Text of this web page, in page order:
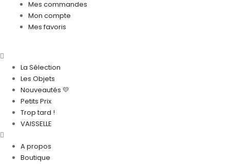
Mes commandes
Mon compte
Mes favoris
La Sélection
Les Objets
Nouveautés 💛
Petits Prix
Trop tard !
VAISSELLE
A propos
Boutique